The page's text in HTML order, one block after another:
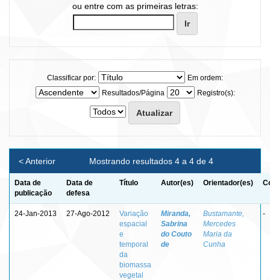
ou entre com as primeiras letras:
Classificar por:
Em ordem:
Resultados/Página
Registro(s):
Mostrando resultados 4 a 4 de 4
< Anterior
Data de
publicação
Data de
defesa
Título Autor(es) Orientador(es)
24-Jan-2013 27-Ago-2012
Variação
espacial
e
temporal
da
biomassa
vegetal
Miranda,
Sabrina
do Couto
de
Bustamante,
Mercedes
Maria da
Cunha
-